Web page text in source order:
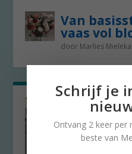
Van
vaas vol
door Marlies
Schrijf je
Ontvang 2 keer per
beste van